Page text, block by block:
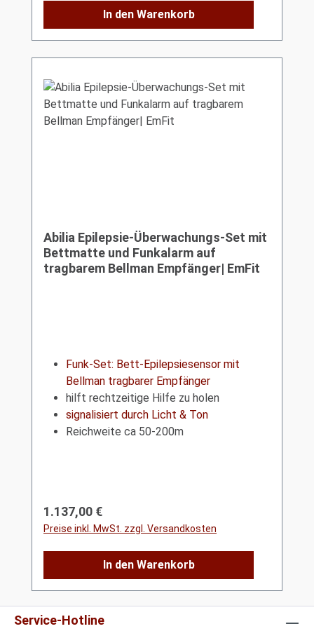
In den Warenkorb
Abilia Epilepsie-Überwachungs-Set mit
Bettmatte und Funkalarm auf
tragbarem Bellman Empfänger| EmFit
Funk-Set: Bett-Epilepsiesensor mit
Bellman tragbarer Empfänger
hilft rechtzeitige Hilfe zu holen
signalisiert durch Licht & Ton
Reichweite ca 50-200m
Regulärer Preis:
1.137,00 €
Preise inkl. MwSt. zzgl. Versandkosten
In den Warenkorb
Service-Hotline